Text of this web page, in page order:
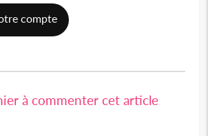
compte
à commenter cet article